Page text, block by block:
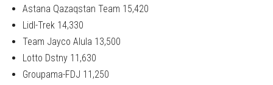
Astana Qazaqstan Team 15,420
Lidl-Trek 14,330
Team Jayco Alula 13,500
Lotto Dstny 11,630
Groupama-FDJ 11,250